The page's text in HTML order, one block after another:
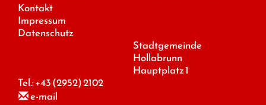
Kontakt
Impressum
Datenschutz
Stadtgemeinde
Hollabrunn
Hauptplatz 1
Tel.:+43 (2952) 2102
e-mail